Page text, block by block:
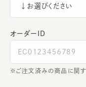
オーダーＩＤ
ご注文済みの商品に関す